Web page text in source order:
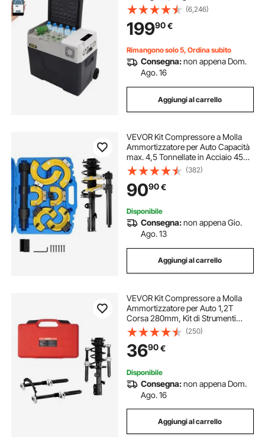
Capienza 50L Campeggio Viaggio
Auto Schermo di Controllo, Frigo
Portatile 12V/24V da Auto Camion
Barca
(6,246)
19990€
Rimangono solo 5, Ordina subito
Consegna:non appena Dom.
Ago. 16
Aggiungi al carrello
VEVOR Kit Compressore a Molla
Ammortizzatore per Auto Capacità
max. 4,5 Tonnellate in Acciaio 45#,
Kit di Compressore a Molla 3 Pezzi
Valigetta Portatile Rimozione Molle
di Sospensione per Auto SUV
(382)
9090€
Disponibile
Consegna:non appena Gio.
Ago. 13
Aggiungi al carrello
VEVOR Kit Compressore a Molla
Ammortizzatore per Auto 1,2T
Corsa 280mm, Kit di Strumenti
Compressore a Molla 2 Pezzi in
Acciaio con Valigetta Portatile per
Rimozione Molle di Sospensione
per Auto SUV
(250)
3690€
Disponibile
Consegna:non appena Dom.
Ago. 16
Aggiungi al carrello